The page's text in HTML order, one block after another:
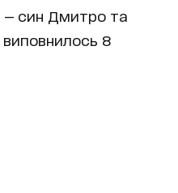
— син Дмитро та
8